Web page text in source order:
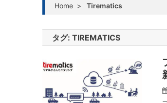
Home > Tirematics
タグ: TIREMATICS